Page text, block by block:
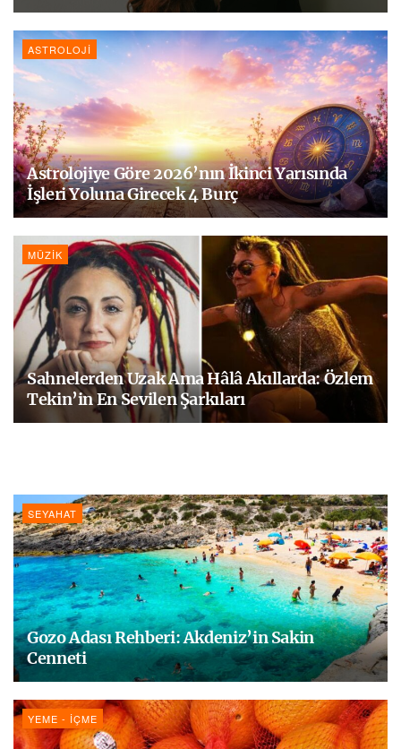
ASTROLOJI
Astrolojiye Göre 2026’nın İkinci Yarısında
İşleri Yoluna Girecek 4 Burç
MÜZIK
Sahnelerden Uzak Ama Hâlâ Akıllarda: Özlem
Tekin’in En Sevilen Şarkıları
SEYAHAT
Gozo Adası Rehberi: Akdeniz’in Sakin
Cenneti
YEME - İÇME